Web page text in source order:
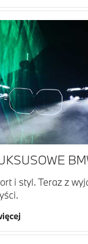
i styl. Teraz z